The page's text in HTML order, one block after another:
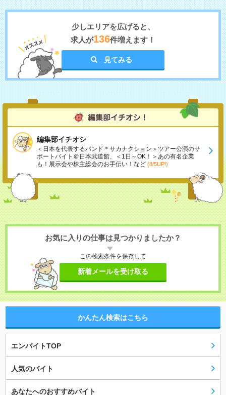
少しエリアを広げると、
求人が136件増えます！
見てみる
編集部イチオシ
＜日本を代表するバンド＊サカナクション＞ツアー公演のサ
ポートバイト＠日本武道館、＜1日～OK！＞あの有名企業
も！展示会や株主総会のお手伝い！など (8/5UP!)
お気に入りの仕事は見つかりましたか？
この検索条件を保存して
新着メールを受け取る
かんたん検索はこちら
エンバイトTOP
人気のバイト
あなたへのおすすめバイト